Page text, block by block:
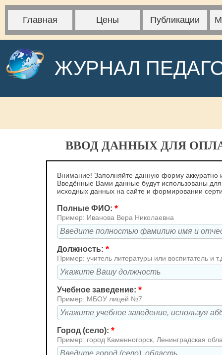
Главная Цены Публикации
ЖУРНАЛ
ВВОД ДАННЫХ ДЛЯ
Внимание! Заполняйте данную форму аккуратно
Введённые Вами данные будут использованы
исходных данных на сайте и формировании
Полные ФИО: *
Пример: Иванова Вера Николаевна
Должность: *
Пример: учитель литературы или воспитатель и
Учебное заведение: *
Пример: МБОУ лицей №7
Город (село): *
Пример: город Каменногорск, Ленинградская